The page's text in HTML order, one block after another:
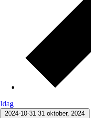
Idag
2024-10-31 31 oktober, 2024